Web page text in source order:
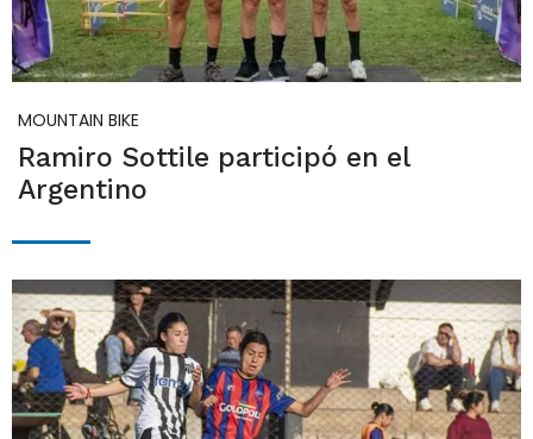
MOUNTAIN BIKE
Ramiro Sottile participó en el
Argentino